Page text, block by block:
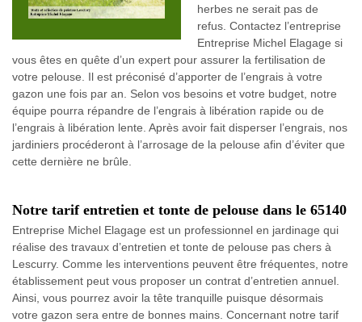
herbes ne serait pas de
refus. Contactez l’entreprise
Entreprise Michel Elagage si
vous êtes en quête d’un expert pour assurer la fertilisation de
votre pelouse. Il est préconisé d’apporter de l’engrais à votre
gazon une fois par an. Selon vos besoins et votre budget, notre
équipe pourra répandre de l’engrais à libération rapide ou de
l’engrais à libération lente. Après avoir fait disperser l’engrais, nos
jardiniers procéderont à l’arrosage de la pelouse afin d’éviter que
cette dernière ne brûle.
Notre tarif entretien et tonte de pelouse dans le 65140
Entreprise Michel Elagage est un professionnel en jardinage qui
réalise des travaux d’entretien et tonte de pelouse pas chers à
Lescurry. Comme les interventions peuvent être fréquentes, notre
établissement peut vous proposer un contrat d’entretien annuel.
Ainsi, vous pourrez avoir la tête tranquille puisque désormais
votre gazon sera entre de bonnes mains. Concernant notre tarif